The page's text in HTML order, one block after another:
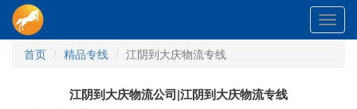
首页
精品专线 江阴到大庆物流专线
江阴到大庆物流公司|江阴到大庆物流专线